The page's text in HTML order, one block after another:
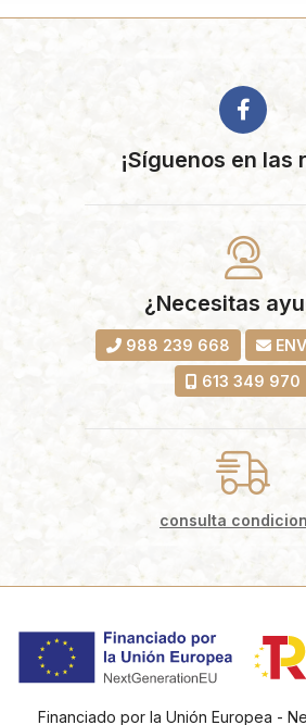
¡Síguenos en las
¿Necesitas
988 239 668
613 349 970
consulta
Financiado por la Unión Europea -